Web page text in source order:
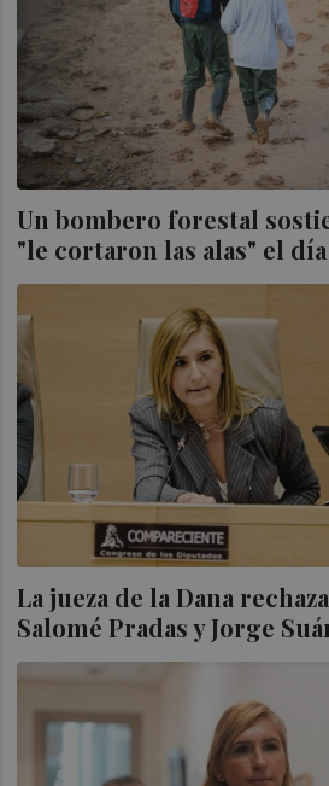
Un bombero forestal
"le cortaron las alas" el día
La jueza de la Dana
Salomé Pradas y Jorge